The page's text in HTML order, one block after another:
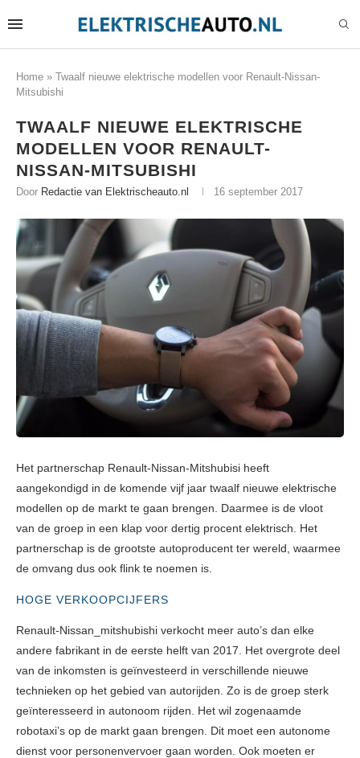
Home » Twaalf nieuwe elektrische modellen voor Renault-Nissan-
Mitsubishi
TWAALF NIEUWE ELEKTRISCHE
MODELLEN VOOR RENAULT-
NISSAN-MITSUBISHI
Door Redactie van Elektrischeauto.nl 16 september 2017
Het partnerschap Renault-Nissan-Mitshubisi heeft
aangekondigd in de komende vijf jaar twaalf nieuwe elektrische
modellen op de markt te gaan brengen. Daarmee is de vloot
van de groep in een klap voor dertig procent elektrisch. Het
partnerschap is de grootste autoproducent ter wereld, waarmee
de omvang dus ook flink te noemen is.
HOGE VERKOOPCIJFERS
Renault-Nissan_mitshubishi verkocht meer auto’s dan elke
andere fabrikant in de eerste helft van 2017. Het overgrote deel
van de inkomsten is geïnvesteerd in verschillende nieuwe
technieken op het gebied van autorijden. Zo is de groep sterk
geïnteresseerd in autonoom rijden. Het wil zogenaamde
robotaxi’s op de markt gaan brengen. Dit moet een autonome
dienst voor personenvervoer gaan worden. Ook moeten er